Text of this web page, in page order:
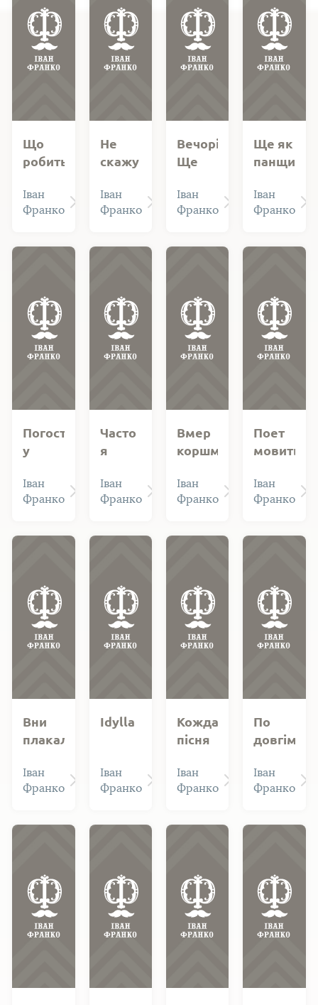
Що
робить!
війта…
Іван
Франко
Не
скажу
як
тяжко…
Іван
Франко
Вечоріло.
Ще
Іван
Франко
Ще як
панщину
я…
Іван
Франко
Погостив
у
Шая…
Іван
Франко
Часто
я
до
Штенгля…
Іван
Франко
Вмер
коршмар
близ
Жовкви…
Іван
Франко
Поет
мовить
Іван
Франко
Вни
плакали
сльозами...
Іван
Франко
Idylla
Іван
Франко
Кожда
пісня
Іван
Франко
По
довгім,
Іван
Франко